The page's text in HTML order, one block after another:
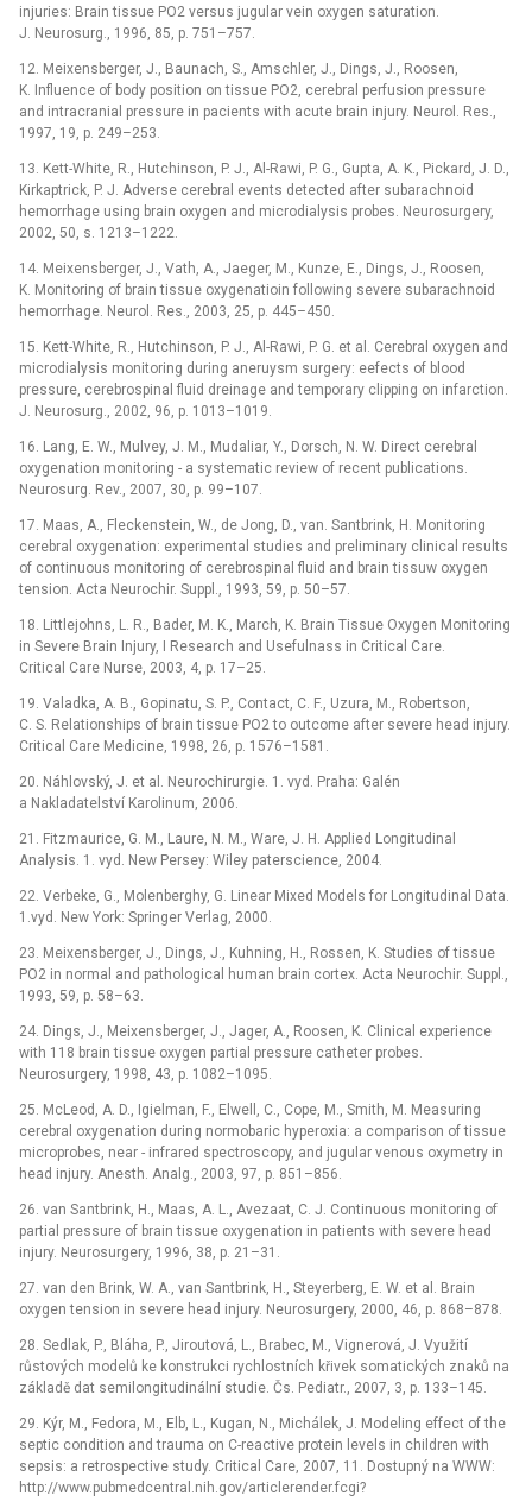
injuries: Brain tissue PO2 versus jugular vein oxygen saturation.
J. Neurosurg., 1996, 85, p. 751–757.
12. Meixensberger, J., Baunach, S., Amschler, J., Dings, J., Roosen,
K. Influence of body position on tissue PO2, cerebral perfusion pressure
and intracranial pressure in pacients with acute brain injury. Neurol. Res.,
1997, 19, p. 249–253.
13. Kett-White, R., Hutchinson, P. J., Al-Rawi, P. G., Gupta, A. K., Pickard, J. D.,
Kirkaptrick, P. J. Adverse cerebral events detected after subarachnoid
hemorrhage using brain oxygen and microdialysis probes. Neurosurgery,
2002, 50, s. 1213–1222.
14. Meixensberger, J., Vath, A., Jaeger, M., Kunze, E., Dings, J., Roosen,
K. Monitoring of brain tissue oxygenatioin following severe subarachnoid
hemorrhage. Neurol. Res., 2003, 25, p. 445–450.
15. Kett-White, R., Hutchinson, P. J., Al-Rawi, P. G. et al. Cerebral oxygen and
microdialysis monitoring during aneruysm surgery: eefects of blood
pressure, cerebrospinal fluid dreinage and temporary clipping on infarction.
J. Neurosurg., 2002, 96, p. 1013–1019.
16. Lang, E. W., Mulvey, J. M., Mudaliar, Y., Dorsch, N. W. Direct cerebral
oxygenation monitoring -⁠ a systematic review of recent publications.
Neurosurg. Rev., 2007, 30, p. 99–107.
17. Maas, A., Fleckenstein, W., de Jong, D., van. Santbrink, H. Monitoring
cerebral oxygenation: experimental studies and preliminary clinical results
of continuous monitoring of cerebrospinal fluid and brain tissuw oxygen
tension. Acta Neurochir. Suppl., 1993, 59, p. 50–57.
18. Littlejohns, L. R., Bader, M. K., March, K. Brain Tissue Oxygen Monitoring
in Severe Brain Injury, I Research and Usefulnass in Critical Care.
Critical Care Nurse, 2003, 4, p. 17–25.
19. Valadka, A. B., Gopinatu, S. P., Contact, C. F., Uzura, M., Robertson,
C. S. Relationships of brain tissue PO2 to outcome after severe head injury.
Critical Care Medicine, 1998, 26, p. 1576–1581.
20. Náhlovský, J. et al. Neurochirurgie. 1. vyd. Praha: Galén
a Nakladatelství Karolinum, 2006.
21. Fitzmaurice, G. M., Laure, N. M., Ware, J. H. Applied Longitudinal
Analysis. 1. vyd. New Persey: Wiley paterscience, 2004.
22. Verbeke, G., Molenberghy, G. Linear Mixed Models for Longitudinal Data.
1.vyd. New York: Springer Verlag, 2000.
23. Meixensberger, J., Dings, J., Kuhning, H., Rossen, K. Studies of tissue
PO2 in normal and pathological human brain cortex. Acta Neurochir. Suppl.,
1993, 59, p. 58–63.
24. Dings, J., Meixensberger, J., Jager, A., Roosen, K. Clinical experience
with 118 brain tissue oxygen partial pressure catheter probes.
Neurosurgery, 1998, 43, p. 1082–1095.
25. McLeod, A. D., Igielman, F., Elwell, C., Cope, M., Smith, M. Measuring
cerebral oxygenation during normobaric hyperoxia: a comparison of tissue
microprobes, near -⁠ infrared spectroscopy, and jugular venous oxymetry in
head injury. Anesth. Analg., 2003, 97, p. 851–856.
26. van Santbrink, H., Maas, A. L., Avezaat, C. J. Continuous monitoring of
partial pressure of brain tissue oxygenation in patients with severe head
injury. Neurosurgery, 1996, 38, p. 21–31.
27. van den Brink, W. A., van Santbrink, H., Steyerberg, E. W. et al. Brain
oxygen tension in severe head injury. Neurosurgery, 2000, 46, p. 868–878.
28. Sedlak, P., Bláha, P., Jiroutová, L., Brabec, M., Vignerová, J. Využití
růstových modelů ke konstrukci rychlostních křivek somatických znaků na
základě dat semilongitudinální studie. Čs. Pediatr., 2007, 3, p. 133–145.
29. Kýr, M., Fedora, M., Elb, L., Kugan, N., Michálek, J. Modeling effect of the
septic condition and trauma on C-reactive protein levels in children with
sepsis: a retrospective study. Critical Care, 2007, 11. Dostupný na WWW:
http://www.pubmedcentral.nih.gov/articlerender.fcgi?